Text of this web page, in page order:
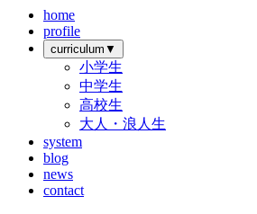
home
profile
curriculum ▼
小学生
中学生
高校生
大人・浪人生
system
blog
news
contact